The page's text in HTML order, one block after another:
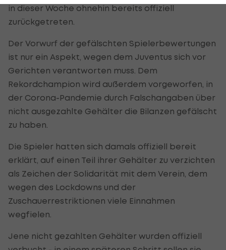
in dieser Woche ohnehin bereits offiziell
zurückgetreten.
Der Vorwurf der gefälschten Spielerbewertungen
ist nur ein Aspekt, wegen dem Juventus sich vor
Gerichten verantworten muss. Dem
Rekordchampion wird außerdem vorgeworfen, in
der Corona-Pandemie durch Falschangaben über
nicht ausgezahlte Gehälter die Bilanzen gefälscht
zu haben.
Die Spieler hatten sich damals offiziell bereit
erklärt, auf einen Teil ihrer Gehälter zu verzichten
als Zeichen der Solidarität mit dem Verein, dem
wegen des Lockdowns und der
Zuschauerrestriktionen viele Einnahmen
wegfielen.
Jene nicht gezahlten Gehälter wurden offiziell